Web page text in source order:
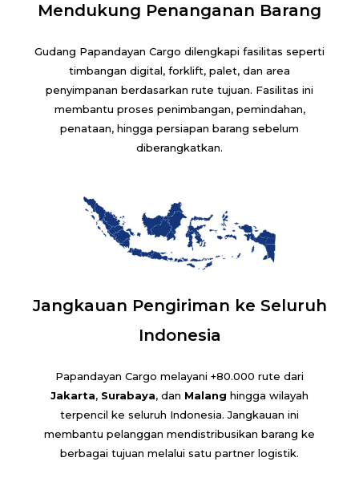
Mendukung Penanganan Barang
Gudang Papandayan Cargo dilengkapi fasilitas seperti
timbangan digital, forklift, palet, dan area
penyimpanan berdasarkan rute tujuan. Fasilitas ini
membantu proses penimbangan, pemindahan,
penataan, hingga persiapan barang sebelum
diberangkatkan.
Jangkauan Pengiriman ke Seluruh
Indonesia
Papandayan Cargo melayani +80.000 rute dari
Jakarta, Surabaya, dan Malang hingga wilayah
terpencil ke seluruh Indonesia. Jangkauan ini
membantu pelanggan mendistribusikan barang ke
berbagai tujuan melalui satu partner logistik.